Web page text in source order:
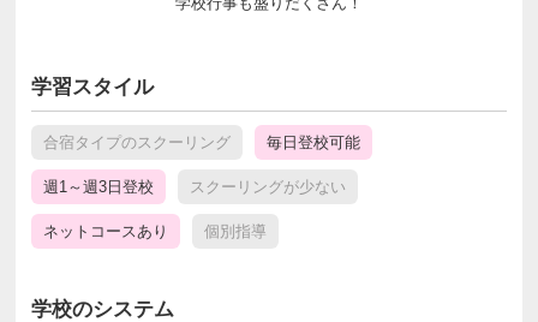
学習スタイル
合宿タイプのスクーリング 毎日登校可能
週1～週3日登校 スクーリングが少ない
ネットコースあり 個別指導
学校のシステム